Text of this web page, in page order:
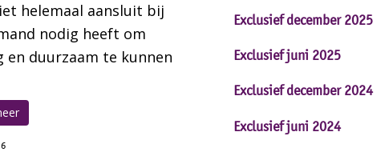
helemaal aansluit bij
nodig heeft om
en duurzaam te kunnen
Exclusief december 2025
Exclusief juni 2025
Exclusief december 2024
Exclusief juni 2024